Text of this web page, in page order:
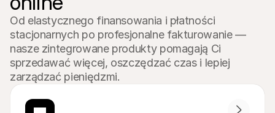
Od elastycznego finansowania i płatności
stacjonarnych po profesjonalne fakturowanie —
nasze zintegrowane produkty pomagają Ci
sprzedawać więcej, oszczędzać czas i lepiej
zarządzać pieniędzmi.